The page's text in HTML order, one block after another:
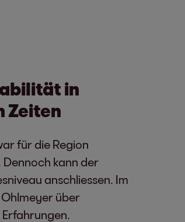
in
Zeiten
für die Region
kann der
anschliessen. Im
über